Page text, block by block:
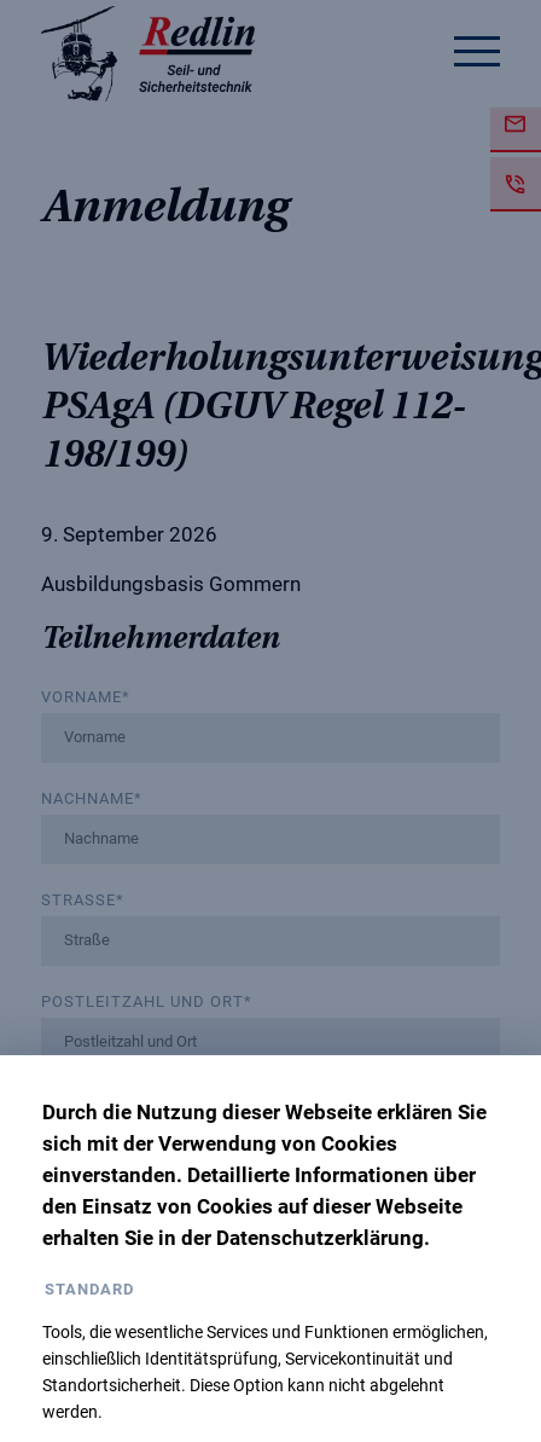
Anmeldung
Wiederholungsunterweisung
PSAgA (DGUV Regel 112-
198/199)
9. September 2026
Ausbildungsbasis Gommern
Teilnehmerdaten
VORNAME*
NACHNAME*
STRASSE *
POSTLEITZAHL UND ORT*
TELEFONNUMMER, E-MAILADRESSE
GEBURTSTAG*
Rechnungsadresse
Durch die Nutzung dieser Webseite erklären Sie
sich mit der Verwendung von Cookies
einverstanden. Detaillierte Informationen über
den Einsatz von Cookies auf dieser Webseite
erhalten Sie in der Datenschutzerklärung.
STANDARD
Tools, die wesentliche Services und Funktionen ermöglichen,
einschließlich Identitätsprüfung, Servicekontinuität und
Standortsicherheit. Diese Option kann nicht abgelehnt
werden.